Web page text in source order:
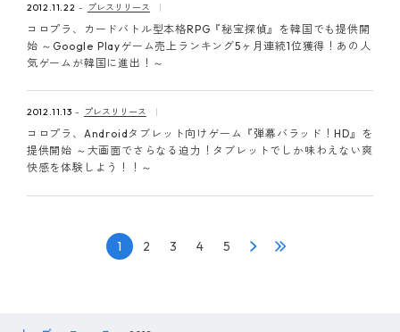
2012.11.22 プレスリリース
コロプラ、カードバトル型本格RPG『秘宝探偵』を韓国でも提供開
始 ～Google Playゲーム売上ランキング5ヶ月連続1位獲得！あの人
気ゲームが韓国に進出！～
2012.11.13 プレスリリース
コロプラ、Androidタブレット向けゲーム『弾幕バラッド！HD』を
提供開始 ～大画面でさらなる迫力！タブレットでしか味わえない爽
快感を体験しよう！！～
1 2 3 4 5